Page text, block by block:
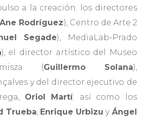
a la creación: los directores
Ane Rodríguez), Centro de Arte 2
Segade), MediaLab-Prado
), el director artístico del Museo
(Guillermo Solana),
y del director ejecutivo de
Oriol Martí; así como los
Trueba, Enrique Urbizu y Ángel